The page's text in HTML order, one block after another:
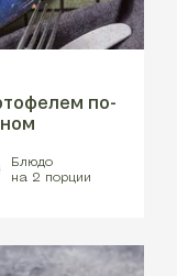
по-
Блюдо
на 2 порции